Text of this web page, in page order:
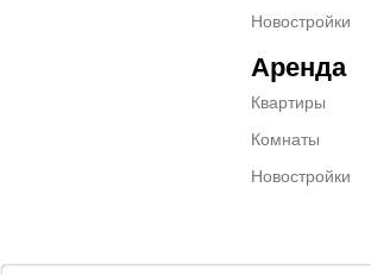
Новостройки
Аренда
Квартиры
Комнаты
Новостройки